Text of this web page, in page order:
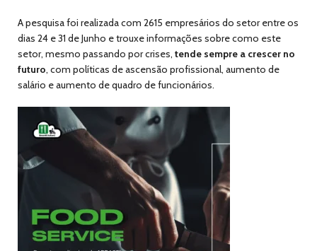
A pesquisa foi realizada com 2615 empresários do setor entre os
dias 24 e 31 de Junho e trouxe informações sobre como este
setor, mesmo passando por crises, tende sempre a crescer no
futuro, com políticas de ascensão profissional, aumento de
salário e aumento de quadro de funcionários.